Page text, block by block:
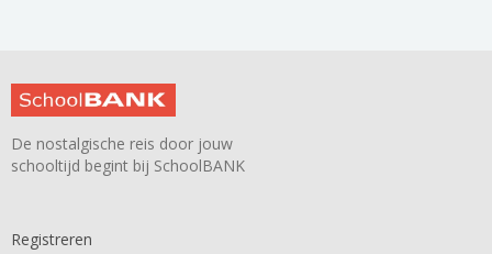
De nostalgische reis door jouw
schooltijd begint bij SchoolBANK
Registreren